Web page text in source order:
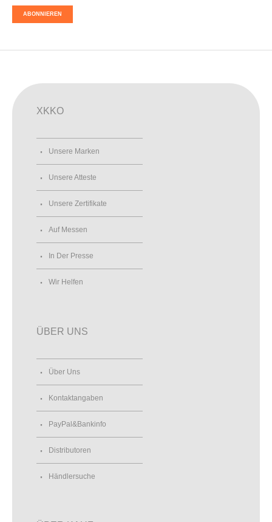
ABONNIEREN
XKKO
Unsere Marken
Unsere Atteste
Unsere Zertifikate
Auf Messen
In Der Presse
Wir Helfen
ÜBER UNS
Über Uns
Kontaktangaben
PayPal&Bankinfo
Distributoren
Händlersuche